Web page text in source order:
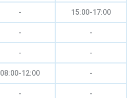
- 15:00-17:00
- -
- -
08:00-12:00 -
- -